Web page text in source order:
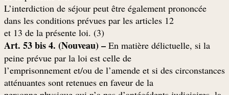
L’interdiction de séjour peut être également prononcée
dans les conditions prévues par les articles 12
(et 13 de la présente loi. (3
Art. 53 bis 4. (Nouveau) – En matière délictuelle, si la
peine prévue par la loi est celle de
l’emprisonnement et/ou de l’amende et si des circonstances
atténuantes sont retenues en faveur de la